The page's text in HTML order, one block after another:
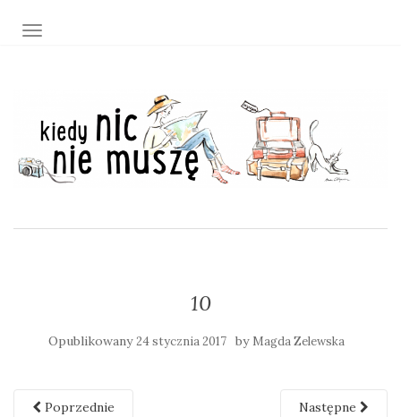
TOGGLE NAVIGATION
10
Opublikowany24 stycznia 2017 by Magda Zelewska
Poprzednie Następne